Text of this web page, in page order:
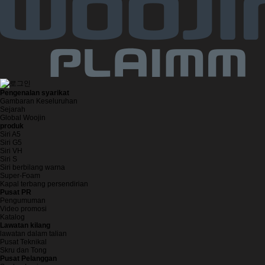
Pengenalan syarikat
Gambaran Keseluruhan
Sejarah
Global Woojin
produk
Siri A5
Siri G5
Siri VH
Siri S
Siri berbilang warna
Super-Foam
Kapal terbang persendirian
Pusat PR
Pengumuman
Video promosi
Katalog
Lawatan kilang
lawatan dalam talian
Pusat Teknikal
Skru dan Tong
Pusat Pelanggan